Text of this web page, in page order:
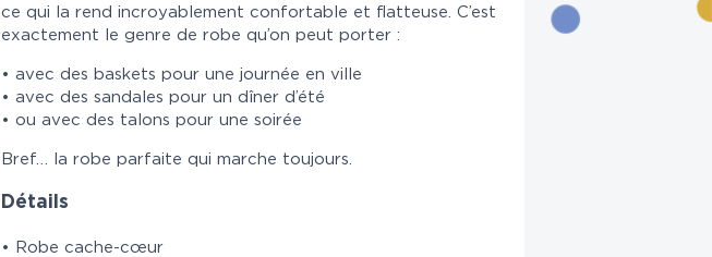
ce qui la rend incroyablement confortable et flatteuse. C’est
exactement le genre de robe qu’on peut porter :
• avec des baskets pour une journée en ville
• avec des sandales pour un dîner d’été
• ou avec des talons pour une soirée
Bref… la robe parfaite qui marche toujours.
Détails
• Robe cache-cœur